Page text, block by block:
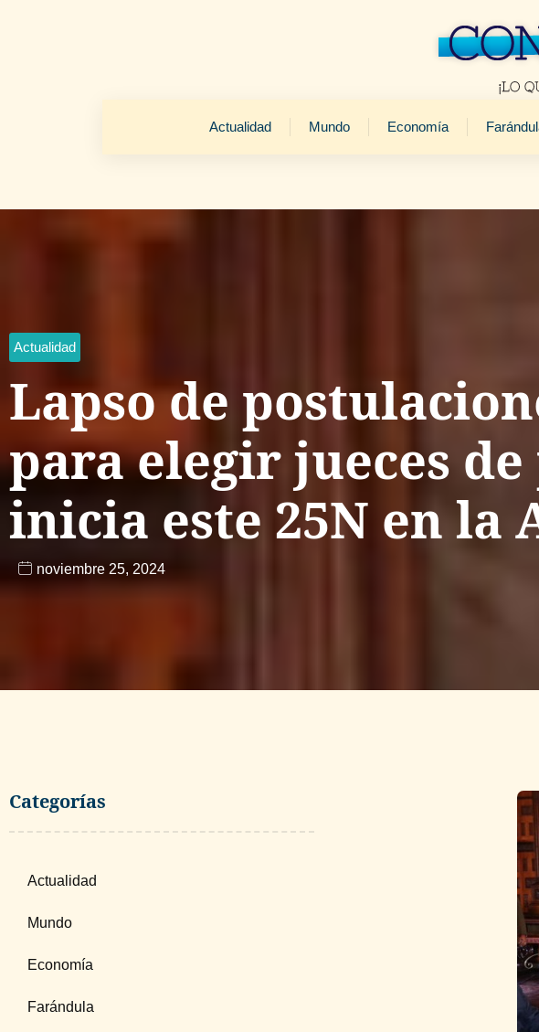
Actualidad Mundo Economía
Actualidad
Lapso de
para elegir jueces de
inicia este 25N en la
noviembre 25, 2024
Categorías
Actualidad
Mundo
Economía
Farándula